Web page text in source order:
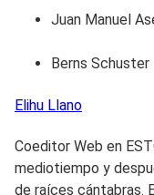
Juan Manuel
Berns Schuster
Elihu Llano
Coeditor Web en
mediotiempo y
de raíces cántabras.